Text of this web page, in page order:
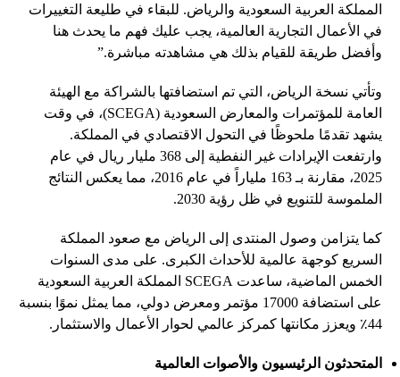
المملكة العربية السعودية والرياض. للبقاء في طليعة التغييرات
في الأعمال التجارية العالمية، يجب عليك فهم ما يحدث هنا
وأفضل طريقة للقيام بذلك هي مشاهدته مباشرة.”
وتأتي نسخة الرياض، التي تم استضافتها بالشراكة مع الهيئة
العامة للمؤتمرات والمعارض السعودية (SCEGA)، في وقت
يشهد تقدمًا ملحوظًا في التحول الاقتصادي في المملكة.
وارتفعت الإيرادات غير النفطية إلى 368 مليار ريال في عام
2025، مقارنة بـ 163 ملياراً في عام 2016، مما يعكس النتائج
الملموسة للتنويع في ظل رؤية 2030.
كما يتزامن وصول المنتدى إلى الرياض مع صعود المملكة
السريع كوجهة عالمية للأحداث الكبرى. على مدى السنوات
الخمس الماضية، ساعدت SCEGA المملكة العربية السعودية
على استضافة 17000 مؤتمر ومعرض دولي، مما يمثل نموًا بنسبة
44٪ ويعزز مكانتها كمركز عالمي لحوار الأعمال والاستثمار.
المتحدثون الرئيسيون والأصوات العالمية